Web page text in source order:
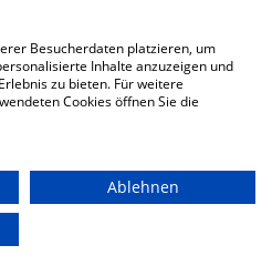
Besucherdaten platzieren, um
Inhalte anzuzeigen und
zu bieten. Für weitere
Cookies öffnen Sie die
Ablehnen